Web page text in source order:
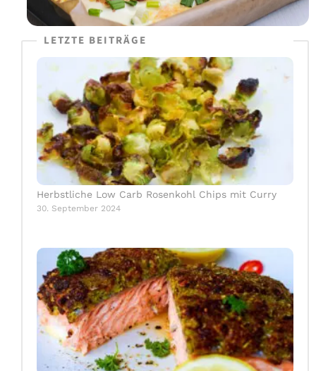
LETZTE BEITRÄGE
Herbstliche Low Carb Rosenkohl Chips mit Curry
30. September 2024